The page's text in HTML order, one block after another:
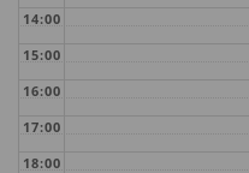
14:00
15:00
16:00
17:00
18:00